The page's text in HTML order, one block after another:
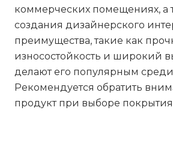
коммерческих помещениях, а
создания дизайнерского
преимущества, такие как
износостойкость и широкий
делают его популярным
Рекомендуется обратить
продукт при выборе